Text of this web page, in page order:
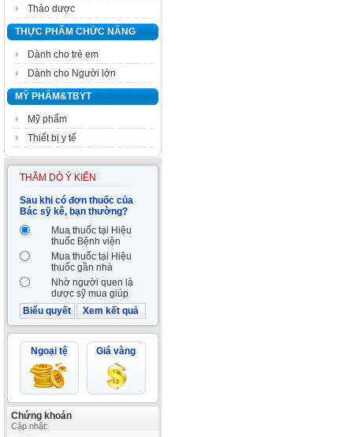
Thảo dược
THỰC PHẨM CHỨC NĂNG
Dành cho trẻ em
Dành cho Người lớn
MỸ PHẨM&TBYT
Mỹ phẩm
Thiết bị y tế
THĂM DÒ Ý KIẾN
Sau khi có đơn thuốc của
Bác sỹ kê, bạn thường?
Mua thuốc tại Hiệu
thuốc Bệnh viện
Mua thuốc tại Hiệu
thuốc gần nhà
Nhờ người quen là
dược sỹ mua giúp
Biểu quyết
Xem kết quả
Ngoại tệ Giá vàng
Chứng khoán
Cập nhật: